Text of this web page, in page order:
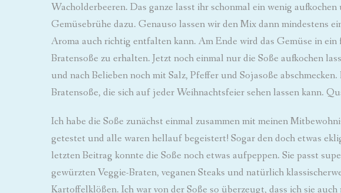
Wacholderbeeren. Das ganze lasst ihr schonmal ein wenig
Gemüsebrühe dazu. Genauso lassen wir den Mix dann mindestens
Aroma auch richtig entfalten kann. Am Ende wird das Gemüse in ein
Bratensoße zu erhalten. Jetzt noch einmal nur die Soße aufkochen
und nach Belieben noch mit Salz, Pfeffer und Sojasoße
Bratensoße, die sich auf jeder Weihnachtsfeier sehen lassen kann.
Ich habe die Soße zunächst einmal zusammen mit meinen
getestet und alle waren hellauf begeistert! Sogar den doch etwas
letzten Beitrag konnte die Soße noch etwas aufpeppen. Sie passt
gewürzten Veggie-Braten, veganen Steaks und natürlich
Kartoffelklößen. Ich war von der Soße so überzeugt, dass ich sie